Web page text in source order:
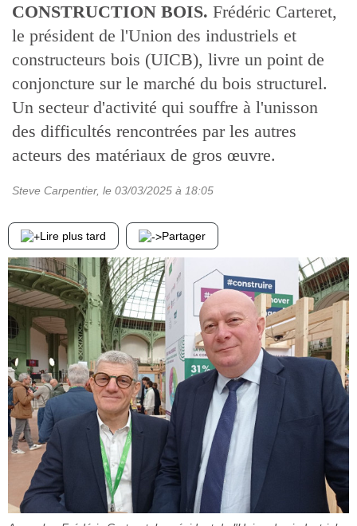
CONSTRUCTION BOIS. Frédéric Carteret,
le président de l'Union des industriels et
constructeurs bois (UICB), livre un point de
conjoncture sur le marché du bois structurel.
Un secteur d'activité qui souffre à l'unisson
des difficultés rencontrées par les autres
acteurs des matériaux de gros œuvre.
Steve Carpentier, le 03/03/2025 à 18:05
Lire plus tard Partager